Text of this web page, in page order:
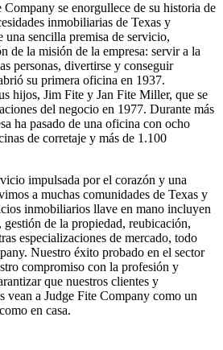
se enorgullece de su historia de
inmobiliarias de Texas y
una sencilla premisa de servicio,
de la misión de la empresa: servir a la
personas, divertirse y conseguir
su primera oficina en 1937.
hijos, Jim Fite y Jan Fite Miller, que se
del negocio en 1977. Durante más
ha pasado de una oficina con ocho
de corretaje y más de 1.100
impulsada por el corazón y una
a muchas comunidades de Texas y
inmobiliarios llave en mano incluyen
gestión de la propiedad, reubicación,
especializaciones de mercado, todo
Nuestro éxito probado en el sector
compromiso con la profesión y
que nuestros clientes y
vean a Judge Fite Company como un
en casa.